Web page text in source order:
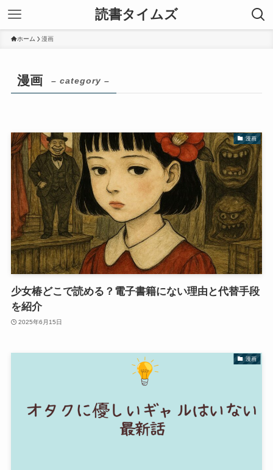
読書タイムズ
ホーム 漫画
漫画 – category –
漫画
少女椿どこで読める？電子書籍にない理由と代替手段
を紹介
2025年6月15日
漫画